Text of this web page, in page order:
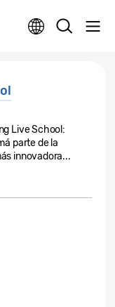
Live School:
parte de la
innovadora...